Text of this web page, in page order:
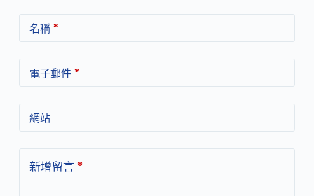
名稱 *
電子郵件*
網站
新增留言*